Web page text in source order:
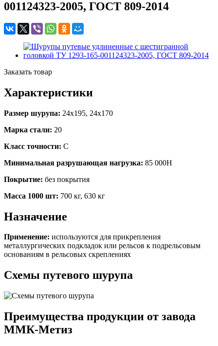
001124323-2005, ГОСТ 809-2014
Заказать товар
Характеристики
Размер шурупа: 24х195, 24х170
Марка стали: 20
Класс точности: C
Минимальная разрушающая нагрузка: 85 000Н
Покрытие: без покрытия
Масса 1000 шт: 700 кг, 630 кг
Назначение
Применение: используются для прикрепления
металлургических подкладок или рельсов к подрельсовым
основаниям в рельсовых скреплениях
Схемы путевого шурупа
Преимущества продукции от завода
ММК-Метиз